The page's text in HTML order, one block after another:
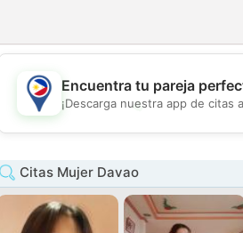
Encuentra tu pareja
¡Descarga nuestra app de citas
Citas Mujer Davao